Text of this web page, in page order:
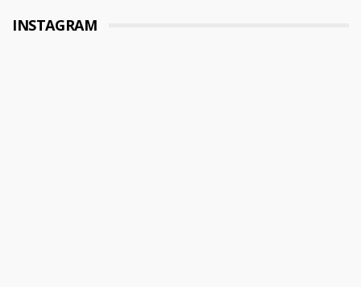
INSTAGRAM